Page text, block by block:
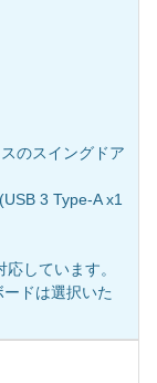
のスイングドア
3 Type-A x1
しています。
ドは選択いた